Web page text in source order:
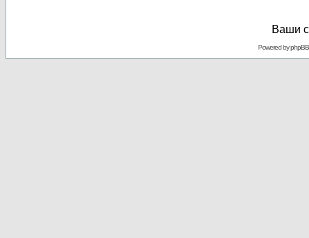
Ваши
Powered byphpBB